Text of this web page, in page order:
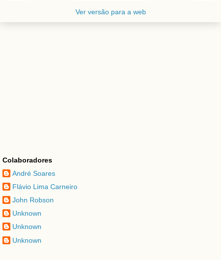
Ver versão para a web
Colaboradores
André Soares
Flávio Lima Carneiro
John Robson
Unknown
Unknown
Unknown